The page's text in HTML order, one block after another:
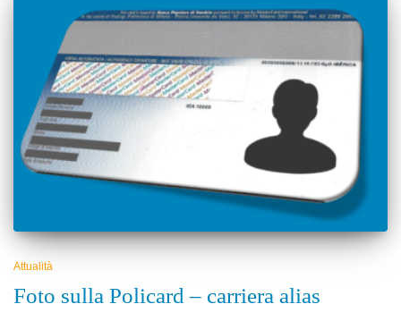
Attualità
Foto sulla Policard – carriera alias